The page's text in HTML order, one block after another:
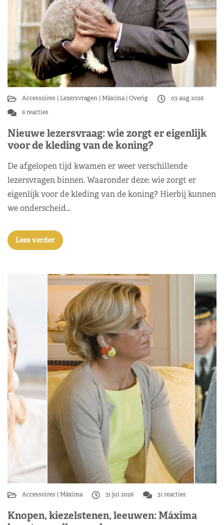
Accessoires Lezersvragen Máxima Overig
03 aug 2026
6 reacties
Nieuwe lezersvraag: wie zorgt er eigenlijk
voor de kleding van de koning?
De afgelopen tijd kwamen er weer verschillende
lezersvragen binnen. Waaronder deze: wie zorgt er
eigenlijk voor de kleding van de koning? Hierbij kunnen
we onderscheid…
Lees verder
Accessoires Máxima 31 jul 2026 31 reacties
Knopen, kiezelstenen, leeuwen: Máxima